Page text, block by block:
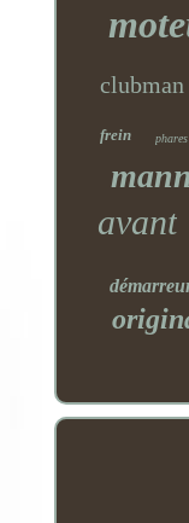
clubman
frein phares
mann
avant